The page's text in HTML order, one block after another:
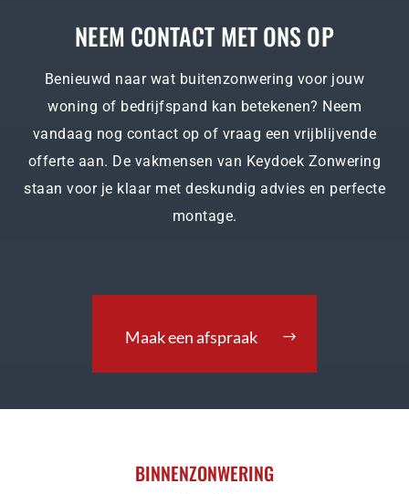
NEEM CONTACT MET ONS OP
Benieuwd naar wat buitenzonwering voor jouw
woning of bedrijfspand kan betekenen? Neem
vandaag nog contact op of vraag een vrijblijvende
offerte aan. De vakmensen van Keydoek Zonwering
staan voor je klaar met deskundig advies en perfecte
montage.
Maak een afspraak
BINNENZONWERING